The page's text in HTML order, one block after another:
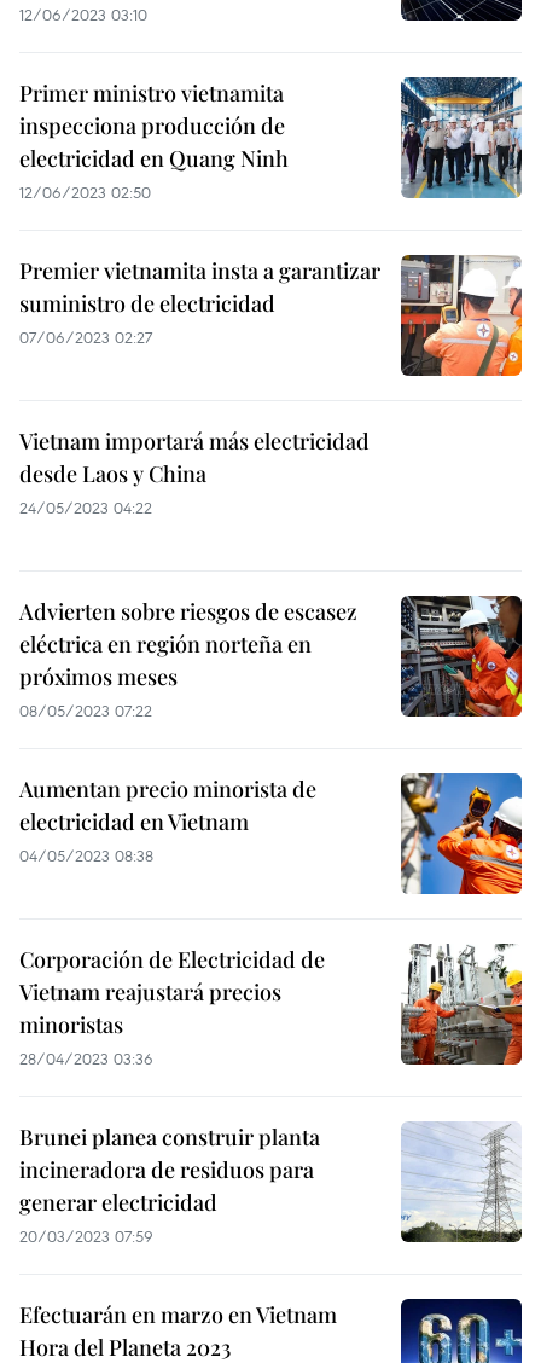
12/06/2023 03:10
Primer ministro vietnamita
inspecciona producción de
electricidad en Quang Ninh
12/06/2023 02:50
Premier vietnamita insta a garantizar
suministro de electricidad
07/06/2023 02:27
Vietnam importará más electricidad
desde Laos y China
24/05/2023 04:22
Advierten sobre riesgos de escasez
eléctrica en región norteña en
próximos meses
08/05/2023 07:22
Aumentan precio minorista de
electricidad en Vietnam
04/05/2023 08:38
Corporación de Electricidad de
Vietnam reajustará precios
minoristas
28/04/2023 03:36
Brunei planea construir planta
incineradora de residuos para
generar electricidad
20/03/2023 07:59
Efectuarán en marzo en Vietnam
Hora del Planeta 2023